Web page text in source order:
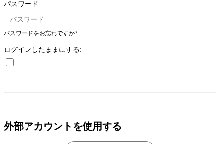
パスワード:
パスワードをお忘れですか?
ログインしたままにする:
外部アカウントを使用する